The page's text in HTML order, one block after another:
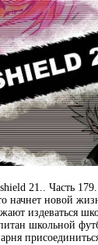
21.. Часть
начнет новой
издеваться
школьной